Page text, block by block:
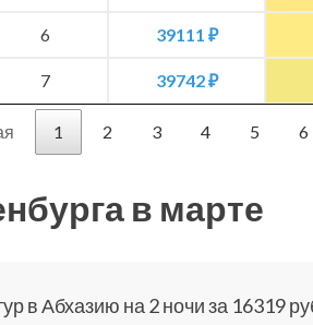
6 39111 ₽
7 39742 ₽
1 2 3 4 5 6
в марте
в Абхазию на 2 ночи за 16319